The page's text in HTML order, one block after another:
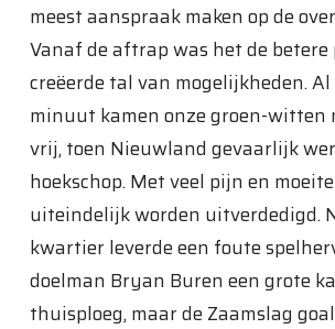
meest aanspraak maken op de
Vanaf de aftrap was het de betere
creëerde tal van mogelijkheden. Al
minuut kamen onze groen-witten
vrij, toen Nieuwland gevaarlijk
hoekschop. Met veel pijn en
uiteindelijk worden uitverdedigd.
kwartier leverde een foute
doelman Bryan Buren een grote
thuisploeg, maar de Zaamslag